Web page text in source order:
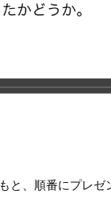
と、順番にプレゼ